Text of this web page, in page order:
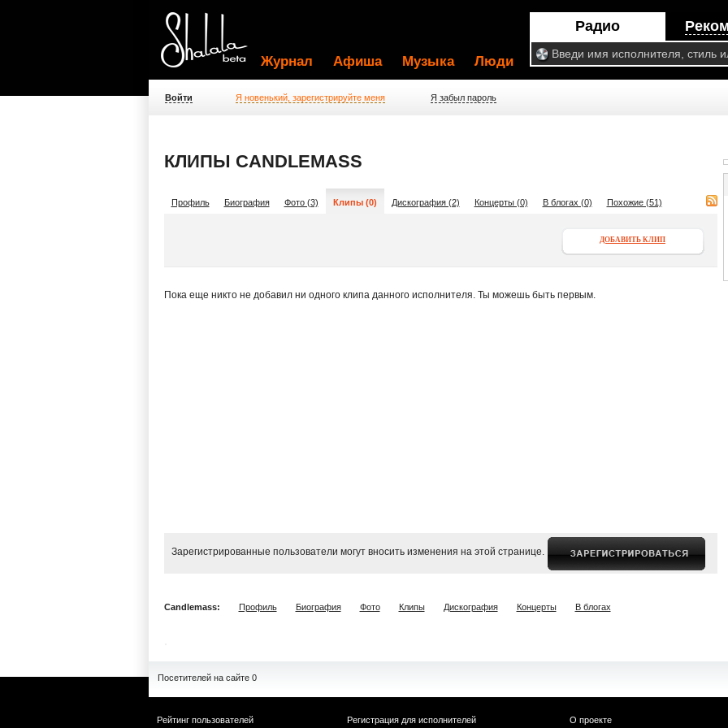
Радио
Журнал Афиша Музыка Люди
Войти Я новенький, зарегистрируйте меня Я забыл пароль
КЛИПЫ CANDLEMASS
Профиль Биография Фото (3) Клипы (0) Дискография (2) Концерты (0) В блогах (0) Похожие (51)
ДОБАВИТЬ КЛИП
Пока еще никто не добавил ни одного клипа данного исполнителя. Ты можешь быть первым.
Зарегистрированные пользователи могут вносить изменения на этой странице.
Candlemass: Профиль Биография Фото Клипы Дискография Концерты В блогах
Посетителей на сайте 0
Рейтинг пользователей
Регистрация для исполнителей
О проекте